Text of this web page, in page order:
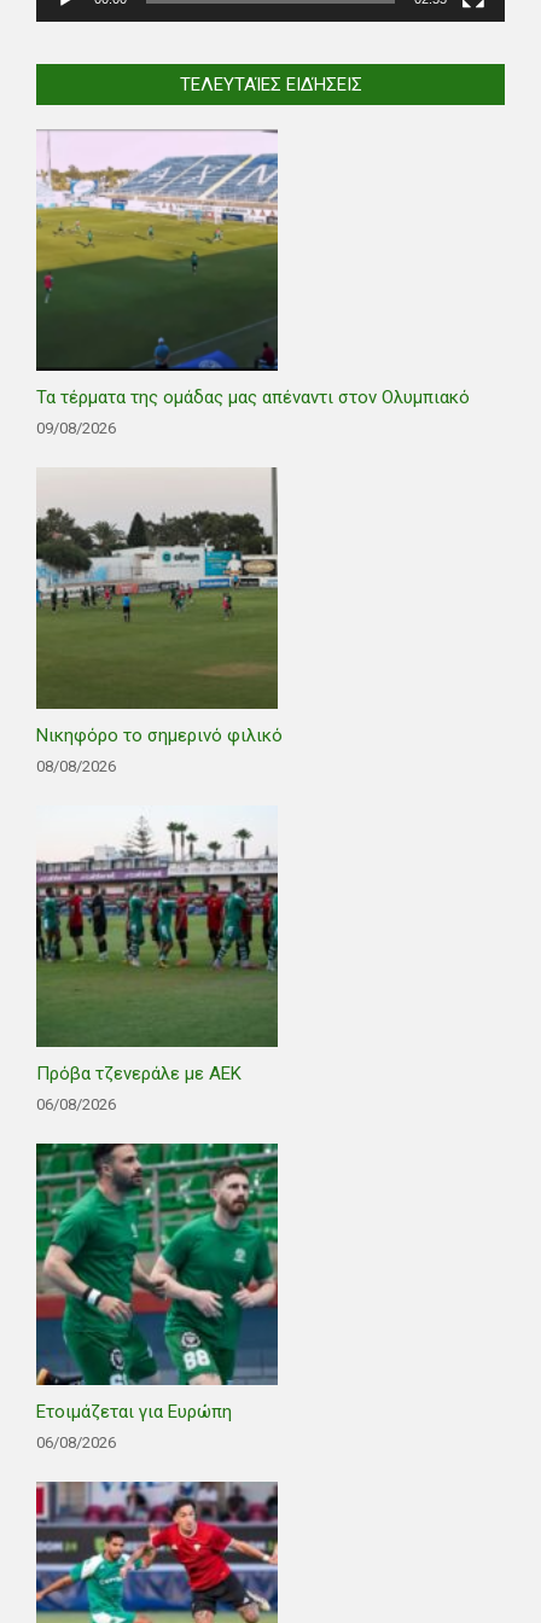
ΤΕΛΕΥΤΑΊΕΣ ΕΙΔΉΣΕΙΣ
Τα τέρματα της ομάδας μας απέναντι στον Ολυμπιακό
09/08/2026
Νικηφόρο το σημερινό φιλικό
08/08/2026
Πρόβα τζενεράλε με ΑΕΚ
06/08/2026
Ετοιμάζεται για Ευρώπη
06/08/2026